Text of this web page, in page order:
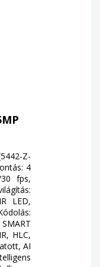
Z-
4
fps,
LED,
HLC,
AI